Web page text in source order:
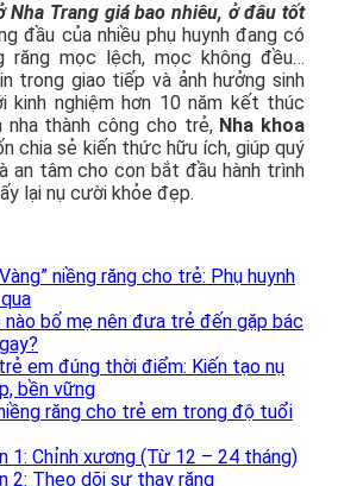
Nha Trang giá bao nhiêu, ở đâu tốt
đầu của nhiều phụ huynh đang có
răng mọc lệch, mọc không đều…
trong giao tiếp và ảnh hưởng sinh
kinh nghiệm hơn 10 năm kết thúc
nha thành công cho trẻ, Nha khoa
chia sẻ kiến thức hữu ích, giúp quý
an tâm cho con bắt đầu hành trình
lại nụ cười khỏe đẹp.
niềng răng cho trẻ: Phụ huynh
nào bố mẹ nên đưa trẻ đến gặp bác
em đúng thời điểm: Kiến tạo nụ
bền vững
răng cho trẻ em trong độ tuổi
1: Chỉnh xương (Từ 12 – 24 tháng)
2: Theo dõi sự thay răng